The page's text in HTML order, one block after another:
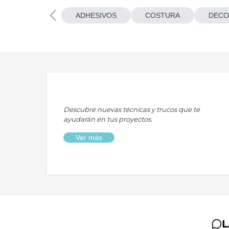
ADHESIVOS COSTURA
Descubre nuevas técnicas y trucos que te
ayudarán en tus proyectos.
Ver más